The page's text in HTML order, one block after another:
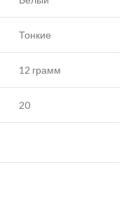
Тонкие
12 грамм
20